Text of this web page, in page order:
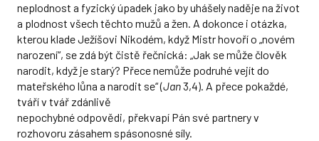
neplodnost a fyzický úpadek jako by uhášely naděje na život
a plodnost všech těchto mužů a žen. A dokonce i otázka,
kterou klade Ježíšovi Nikodém, když Mistr hovoří o „novém
narození“, se zdá být čistě řečnická: „Jak se může člověk
narodit, když je starý? Přece nemůže podruhé vejít do
mateřského lůna a narodit se“ (Jan3,4). A přece pokaždé,
tváří v tvář zdánlivě
nepochybné odpovědi, překvapí Pán své partnery v
rozhovoru zásahem spásonosné síly.